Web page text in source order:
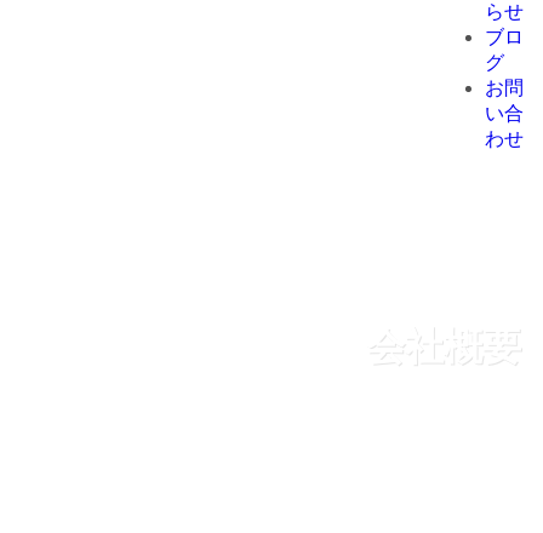
らせ
ブロ
グ
お問
い合
わせ
会社概要